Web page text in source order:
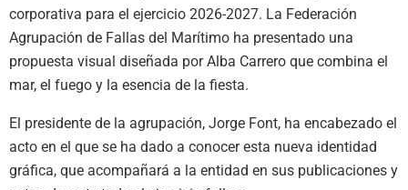
corporativa para el ejercicio 2026-2027. La Federación
Agrupación de Fallas del Marítimo ha presentado una
propuesta visual diseñada por Alba Carrero que combina el
mar, el fuego y la esencia de la fiesta.
El presidente de la agrupación, Jorge Font, ha encabezado el
acto en el que se ha dado a conocer esta nueva identidad
gráfica, que acompañará a la entidad en sus publicaciones y